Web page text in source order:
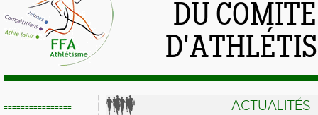
DU
================ ACTUALITÉS